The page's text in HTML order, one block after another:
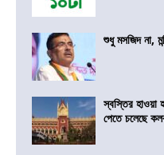
শুধু মসজিদ না,
স্বস্তির হাওয়া
পেতে চলেছে